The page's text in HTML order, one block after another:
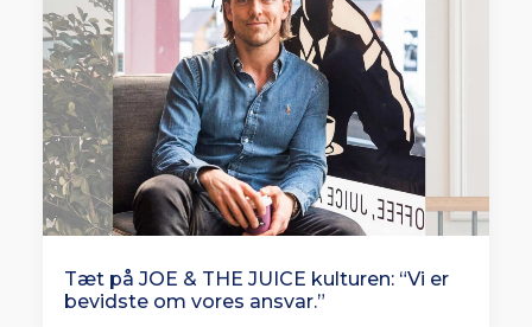
Tæt på JOE & THE JUICE kulturen: “Vi er
bevidste om vores ansvar.”